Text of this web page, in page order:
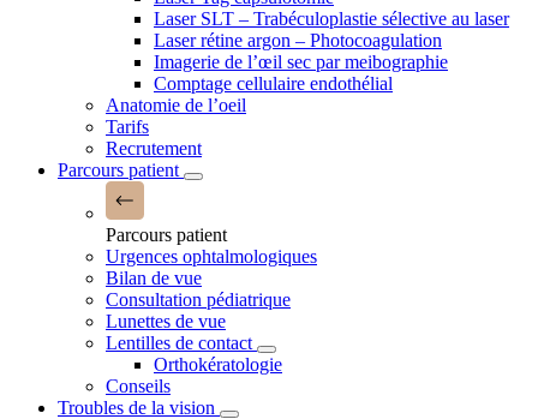
Laser SLT – Trabéculoplastie sélective au laser
Laser rétine argon – Photocoagulation
Imagerie de l’œil sec par meibographie
Comptage cellulaire endothélial
Anatomie de l’oeil
Tarifs
Recrutement
Parcours patient
Parcours patient
Urgences ophtalmologiques
Bilan de vue
Consultation pédiatrique
Lunettes de vue
Lentilles de contact
Orthokératologie
Conseils
Troubles de la vision